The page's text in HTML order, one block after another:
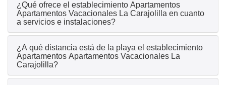
¿Qué ofrece el establecimiento Apartamentos
Apartamentos Vacacionales La Carajolilla en cuanto
a servicios e instalaciones?
¿A qué distancia está de la playa el establecimiento
Apartamentos Apartamentos Vacacionales La
Carajolilla?